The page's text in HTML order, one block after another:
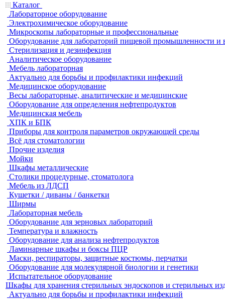
Каталог
Лабораторное оборудование
Электрохимическое оборудование
Микроскопы лабораторные и профессиональные
Оборудование для лабораторий пищевой промышленности и
Стерилизация и дезинфекция
Аналитическое оборудование
Мебель лабораторная
Актуально для борьбы и профилактики инфекций
Медицинское оборудование
Весы лабораторные, аналитические и медицинские
Оборудование для определения нефтепродуктов
Медицинская мебель
ХПК и БПК
Приборы для контроля параметров окружающей среды
Всё для стоматологии
Прочие изделия
Мойки
Шкафы металлические
Столики процедурные, стоматолога
Мебель из ЛДСП
Кушетки / диваны / банкетки
Ширмы
Лабораторная мебель
Оборудование для зерновых лабораторий
Температура и влажность
Оборудование для анализа нефтепродуктов
Ламинарные шкафы и боксы ПЦР
Маски, респираторы, защитные костюмы, перчатки
Оборудование для молекулярной биологии и генетики
Испытательное оборудование
Шкафы для хранения стерильных эндоскопов и стерильных
Актуально для борьбы и профилактики инфекций